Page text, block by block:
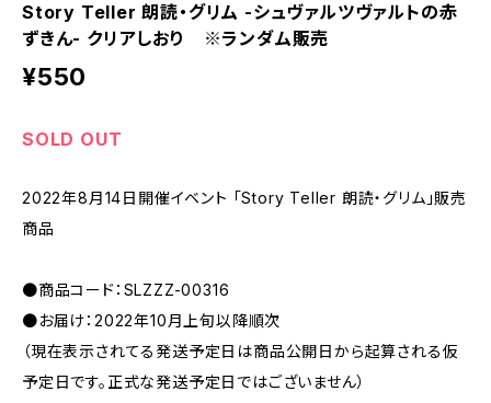
Story Teller 朗読・グリム -シュヴァルツヴァルトの赤
ずきん- クリアしおり ※ランダム販売
¥550
SOLD OUT
2022年8月14日開催イベント 「Story Teller 朗読・グリム」販売
商品
●商品コード：SLZZZ-00316
●お届け：2022年10月上旬以降順次
（現在表示されてる発送予定日は商品公開日から起算される仮
予定日です。正式な発送予定日ではございません）